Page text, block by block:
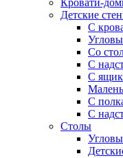
Кровати-
Детские
С
Со
С
С
С
С
Столы